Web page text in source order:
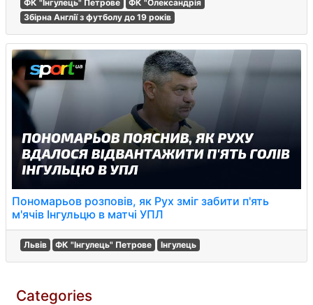
ФК "Інгулець" Петрове
ФК "Олександрія
Збірна Англії з футболу до 19 років
Пономарьов розповів, як Рух зміг забити п'ять
м'ячів Інгульцю в матчі УПЛ
Львів ФК "Інгулець" Петрове Інгулець
Categories